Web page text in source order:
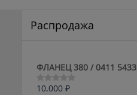
Распродажа
ФЛАНЕЦ 380 / 0411 5433
Оценка
10,000 ₽